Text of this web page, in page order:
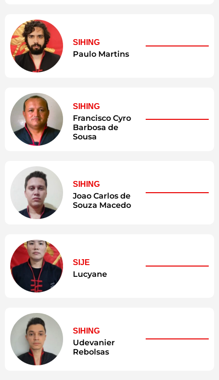
SIHING
Paulo Martins
SIHING
Francisco Cyro
Barbosa de
Sousa
SIHING
Joao Carlos de
Souza Macedo
SIJE
Lucyane
SIHING
Udevanier
Rebolsas